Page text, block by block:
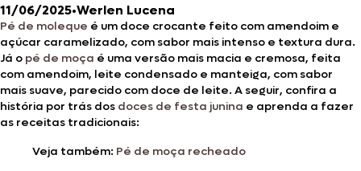
11/06/2025•Werlen Lucena
Pé de moleque é um doce crocante feito com amendoim e
açúcar caramelizado, com sabor mais intenso e textura dura.
Já o pé de moça é uma versão mais macia e cremosa, feita
com amendoim, leite condensado e manteiga, com sabor
mais suave, parecido com doce de leite. A seguir, confira a
história por trás dos doces de festa junina e aprenda a fazer
as receitas tradicionais:
Veja também: Pé de moça recheado